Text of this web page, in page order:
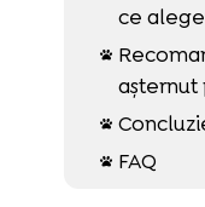
ce

așternut

 FAQ